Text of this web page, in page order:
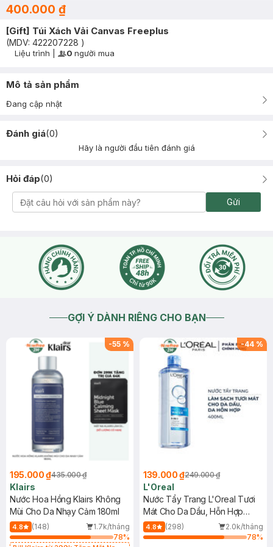
400.000 ₫
[Gift] Túi Xách Vải Canvas Freeplus
(MDV: 422207228 )
Timer Gray Icon
Liệu trình User Product Icon
0 người mua
Mô tả sản phẩm
Đang cập nhật
Đánh giá(0)
Hãy là người đầu tiên đánh giá
Hỏi đáp(0)
Gửi
GỢI Ý DÀNH RIÊNG CHO BẠN
-55 %
195.000 ₫435.000 ₫
Klairs
Nước Hoa Hồng Klairs Không
Mùi Cho Da Nhạy Cảm 180ml
4.8 (148)
1.7k/tháng
78%
-44 %
139.000 ₫249.000 ₫
L'Oreal
Nước Tẩy Trang L'Oreal Tươi
Mát Cho Da Dầu, Hỗn Hợp
400ml
4.8 (298)
2.0k/tháng
78%